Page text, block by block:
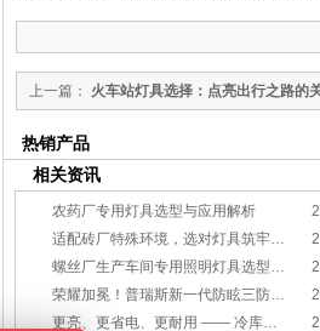
上一篇： 火车站灯具选择：点亮出行之路的
热销产品
相关资讯
农药厂专用灯具选型与应用解析
适配砖厂特殊环境，选对灯具筑牢生产安全线
螺丝厂生产车间专用照明灯具选型方案
荣耀加冕！普瑞斯新一代防眩三防灯BC-L斩获2026阿拉丁神灯奖
更亮、更省电、更耐用 —— 冷库照明优选